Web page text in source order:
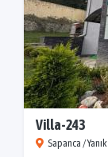
Villa-243
Sapanca / Yanık